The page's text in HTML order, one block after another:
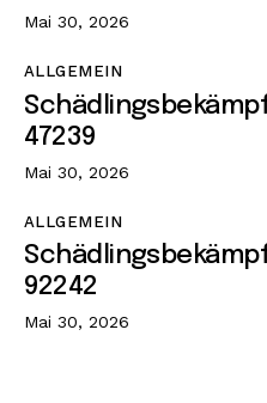
Mai 30, 2026
ALLGEMEIN
47239
Mai 30, 2026
ALLGEMEIN
92242
Mai 30, 2026